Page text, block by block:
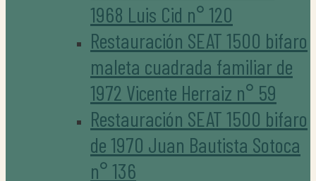
1968 Luis Cid n° 120
Restauración SEAT 1500 bifaro
maleta cuadrada familiar de
1972 Vicente Herraiz n° 59
Restauración SEAT 1500 bifaro
de 1970 Juan Bautista Sotoca
n° 136